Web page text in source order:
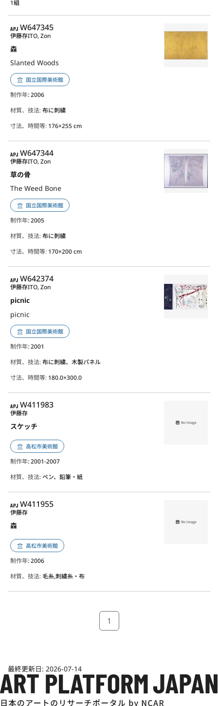
1組
APJ
W647345
森
Slanted Woods
伊藤存ITO, Zon
国立国際美術館
制作年: 2006
材質、技法:布に刺繍
寸法、時間等: 176×255 cm
APJ
W647344
草の骨
The Weed Bone
伊藤存ITO, Zon
国立国際美術館
制作年: 2005
材質、技法:布に刺繍
寸法、時間等: 170×200 cm
APJ
W642374
picnic
picnic
伊藤存ITO, Zon
国立国際美術館
制作年: 2001
材質、技法:布に刺繍、木製パネル
寸法、時間等: 180.0×300.0
APJ
W411983
スケッチ
伊藤存
高松市美術館
制作年: 2001-2007
材質、技法:ペン、鉛筆・紙
APJ
W411955
森
伊藤存
高松市美術館
制作年: 2006
材質、技法:毛糸,刺繍糸・布
1
最終更新日: 2026-07-14